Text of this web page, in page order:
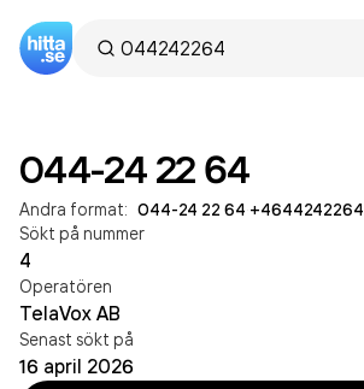
044-24 22 64
Andra format: 044-24 22 64 +4644242264
Sökt på nummer
4
Operatören
TelaVox AB
Senast sökt på
16 april 2026